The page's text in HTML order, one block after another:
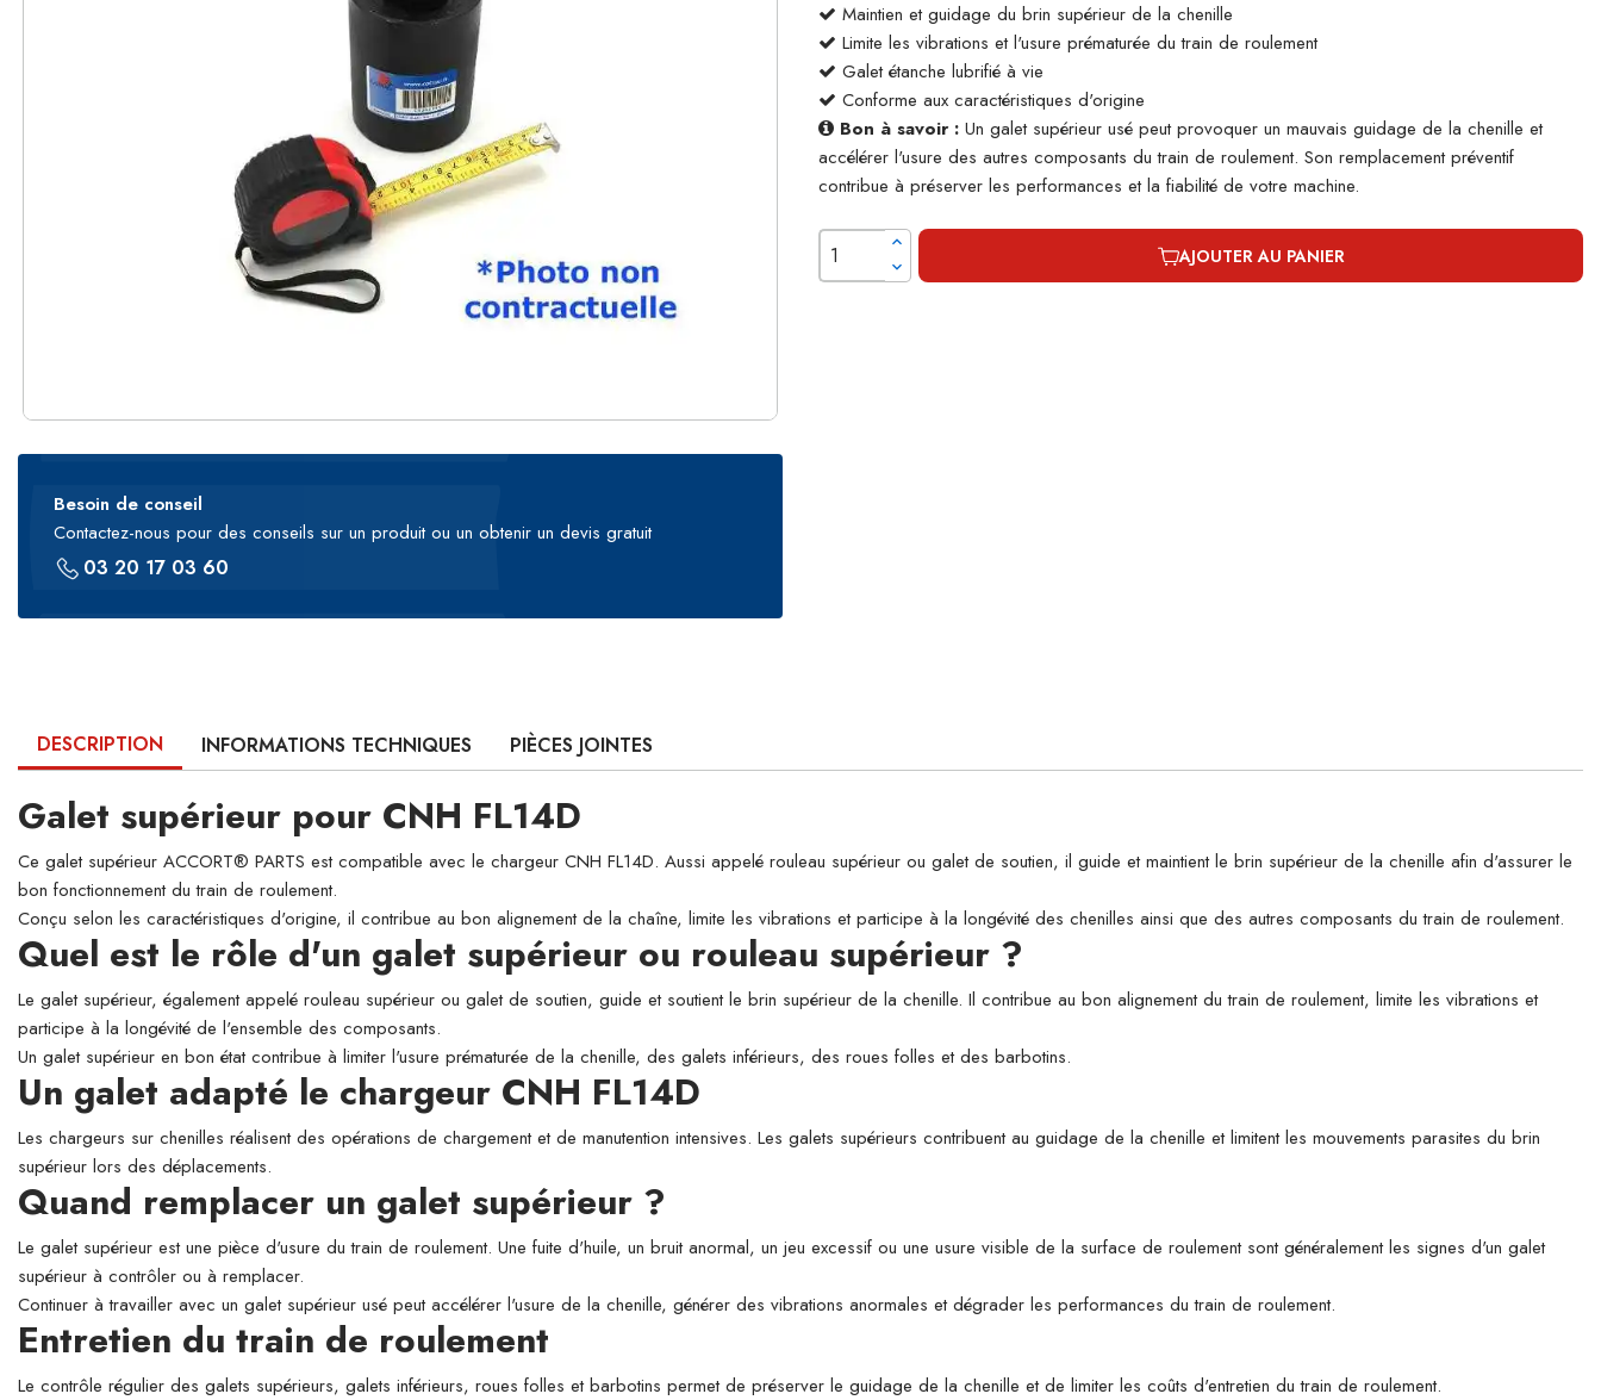
Besoin de conseil
Contactez-nous pour des conseils sur un produit ou un obtenir un devis gratuit
03 20 17 03 60
Maintien et guidage du brin supérieur de la chenille
Limite les vibrations et l'usure prématurée du train de roulement
Galet étanche lubrifié à vie
Conforme aux caractéristiques d'origine
Bon à savoir : Un galet supérieur usé peut provoquer un mauvais guidage de la chenille et
accélérer l'usure des autres composants du train de roulement. Son remplacement préventif
contribue à préserver les performances et la fiabilité de votre machine.
AJOUTER AU PANIER
DESCRIPTION INFORMATIONS TECHNIQUES PIÈCES JOINTES
Galet supérieur pour CNH FL14D
Ce galet supérieur ACCORT® PARTS est compatible avec le chargeur CNH FL14D. Aussi appelé rouleau supérieur ou galet de soutien, il guide et maintient le brin supérieur de la chenille afin d'assurer le
bon fonctionnement du train de roulement.
Conçu selon les caractéristiques d'origine, il contribue au bon alignement de la chaîne, limite les vibrations et participe à la longévité des chenilles ainsi que des autres composants du train de roulement.
Quel est le rôle d'un galet supérieur ou rouleau supérieur ?
Le galet supérieur, également appelé rouleau supérieur ou galet de soutien, guide et soutient le brin supérieur de la chenille. Il contribue au bon alignement du train de roulement, limite les vibrations et
participe à la longévité de l'ensemble des composants.
Un galet supérieur en bon état contribue à limiter l'usure prématurée de la chenille, des galets inférieurs, des roues folles et des barbotins.
Un galet adapté le chargeur CNH FL14D
Les chargeurs sur chenilles réalisent des opérations de chargement et de manutention intensives. Les galets supérieurs contribuent au guidage de la chenille et limitent les mouvements parasites du brin
supérieur lors des déplacements.
Quand remplacer un galet supérieur ?
Le galet supérieur est une pièce d'usure du train de roulement. Une fuite d'huile, un bruit anormal, un jeu excessif ou une usure visible de la surface de roulement sont généralement les signes d'un galet
supérieur à contrôler ou à remplacer.
Continuer à travailler avec un galet supérieur usé peut accélérer l'usure de la chenille, générer des vibrations anormales et dégrader les performances du train de roulement.
Entretien du train de roulement
Le contrôle régulier des galets supérieurs, galets inférieurs, roues folles et barbotins permet de préserver le guidage de la chenille et de limiter les coûts d'entretien du train de roulement.